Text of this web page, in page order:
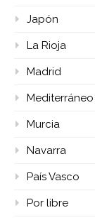
Japón
La Rioja
Madrid
Mediterráneo
Murcia
Navarra
País Vasco
Por libre